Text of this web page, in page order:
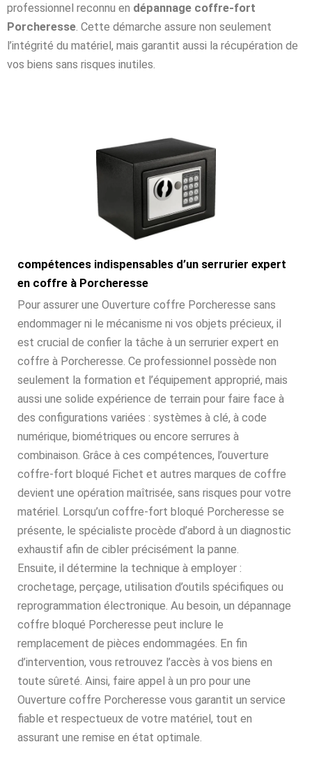
professionnel reconnu en dépannage coffre-fort
Porcheresse. Cette démarche assure non seulement
l’intégrité du matériel, mais garantit aussi la récupération de
vos biens sans risques inutiles.
compétences indispensables d’un serrurier expert
en coffre à Porcheresse
Pour assurer une Ouverture coffre Porcheresse sans
endommager ni le mécanisme ni vos objets précieux, il
est crucial de confier la tâche à un serrurier expert en
coffre à Porcheresse. Ce professionnel possède non
seulement la formation et l’équipement approprié, mais
aussi une solide expérience de terrain pour faire face à
des configurations variées : systèmes à clé, à code
numérique, biométriques ou encore serrures à
combinaison. Grâce à ces compétences, l’ouverture
coffre-fort bloqué Fichet et autres marques de coffre
devient une opération maîtrisée, sans risques pour votre
matériel. Lorsqu’un coffre-fort bloqué Porcheresse se
présente, le spécialiste procède d’abord à un diagnostic
exhaustif afin de cibler précisément la panne.
Ensuite, il détermine la technique à employer :
crochetage, perçage, utilisation d’outils spécifiques ou
reprogrammation électronique. Au besoin, un dépannage
coffre bloqué Porcheresse peut inclure le
remplacement de pièces endommagées. En fin
d’intervention, vous retrouvez l’accès à vos biens en
toute sûreté. Ainsi, faire appel à un pro pour une
Ouverture coffre Porcheresse vous garantit un service
fiable et respectueux de votre matériel, tout en
assurant une remise en état optimale.